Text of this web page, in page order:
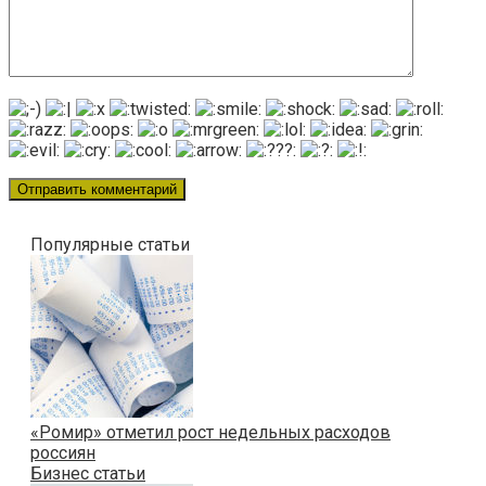
Популярные статьи
«Ромир» отметил рост недельных расходов
россиян
Бизнес статьи